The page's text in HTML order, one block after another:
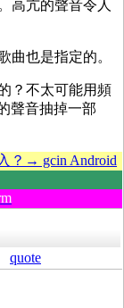
高亢的聲音令人
曲也是指定的。
？不太可能用頻
聲音抽掉一部
？→ gcin Android
quote